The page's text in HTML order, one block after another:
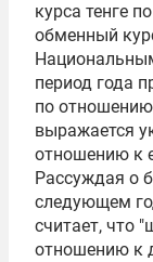
курса тенге
обменный
период года
по
выражается
отношению к
Рассуждая о
следующем
считает, что
отношению к